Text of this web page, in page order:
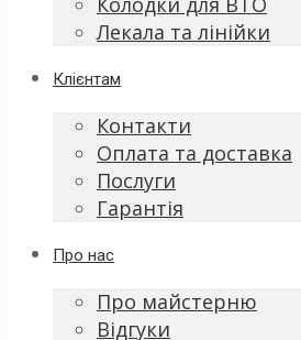
Лекала та лінійки
Клієнтам
Контакти
Оплата та доставка
Послуги
Гарантія
Про нас
Про майстерню
Відгуки